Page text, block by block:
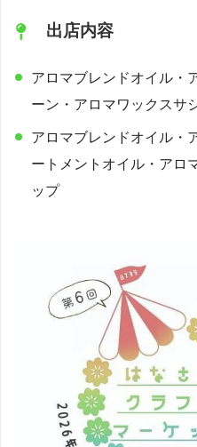
出店内容
アロマブレンドオイル・
ーン・アロマワックスサ
アロマブレンドオイル・
ートメントオイル・アロ
ップ